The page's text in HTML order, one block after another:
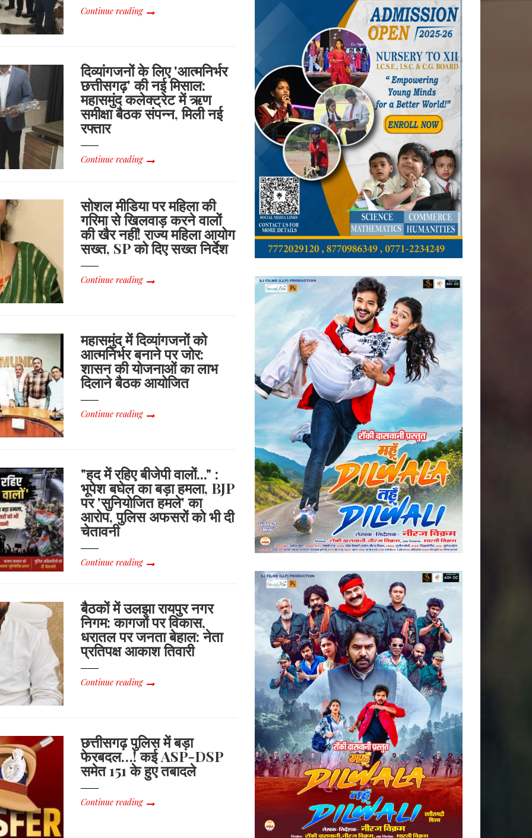
Continue reading
दिव्यांगजनों के लिए 'आत्मनिर्भर
छत्तीसगढ़' की नई मिसाल:
महासमुंद कलेक्ट्रेट में ऋण
समीक्षा बैठक संपन्न, मिली नई
रफ्तार
Continue reading
सोशल मीडिया पर महिला की
गरिमा से खिलवाड़ करने वालों
की खैर नहीं! राज्य महिला आयोग
सख्त, SP को दिए सख्त निर्देश
Continue reading
महासमुंद में दिव्यांगजनों को
आत्मनिर्भर बनाने पर जोर:
शासन की योजनाओं का लाभ
दिलाने बैठक आयोजित
Continue reading
"हद में रहिए बीजेपी वालों..." :
भूपेश बघेल का बड़ा हमला, BJP
पर 'सुनियोजित हमले' का
आरोप, पुलिस अफसरों को भी दी
चेतावनी
Continue reading
बैठकों में उलझा रायपुर नगर
निगम: कागजों पर विकास,
धरातल पर जनता बेहाल: नेता
प्रतिपक्ष आकाश तिवारी
Continue reading
छत्तीसगढ़ पुलिस में बड़ा
फेरबदल…! कई ASP-DSP
समेत 151 के हुए तबादले
Continue reading